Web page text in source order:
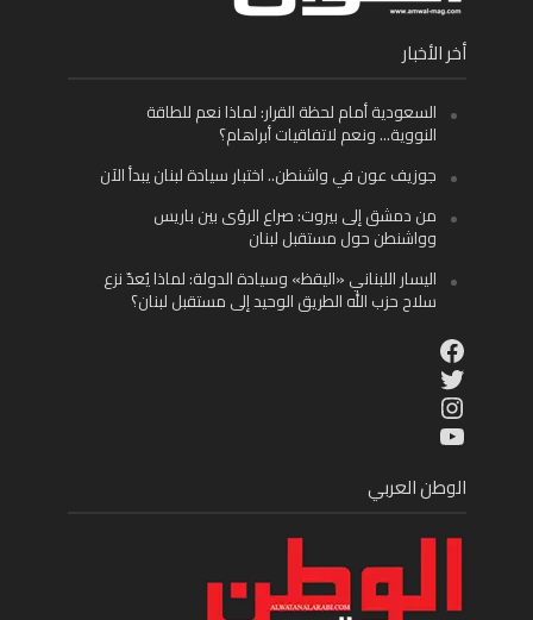
أخر الأخبار
السعودية أمام لحظة القرار: لماذا نعم للطاقة
النووية… ونعم لاتفاقيات أبراهام؟
جوزيف عون في واشنطن.. اختبار سيادة لبنان يبدأ الآن
من دمشق إلى بيروت: صراع الرؤى بين باريس
وواشنطن حول مستقبل لبنان
اليسار اللبناني «اليقظ» وسيادة الدولة: لماذا يُعدّ نزع
سلاح حزب الله الطريق الوحيد إلى مستقبل لبنان؟
Facebook
Twitter
Instagram
YouTube
الوطن العربي